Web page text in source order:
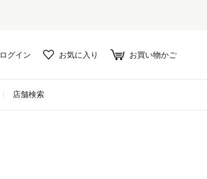
ログイン お気に入り お買い物かご
店舗検索